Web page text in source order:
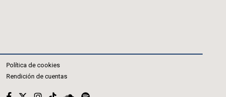
Política de cookies
Rendición de cuentas